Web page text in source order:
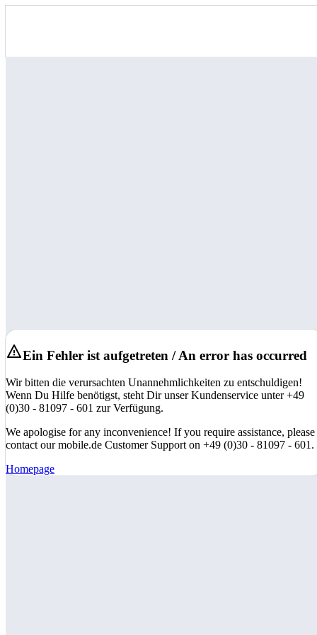
Ein Fehler ist aufgetreten / An error has occurred
Wir bitten die verursachten Unannehmlichkeiten zu entschuldigen!
Wenn Du Hilfe benötigst, steht Dir unser Kundenservice unter +49
(0)30 - 81097 - 601 zur Verfügung.
We apologise for any inconvenience! If you require assistance, please
contact our mobile.de Customer Support on +49 (0)30 - 81097 - 601.
Homepage